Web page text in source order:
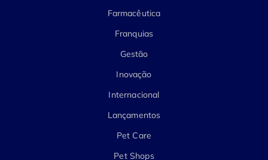
Farmacêutica
Franquias
Gestão
Inovação
Internacional
Lançamentos
Pet Care
Pet Shops